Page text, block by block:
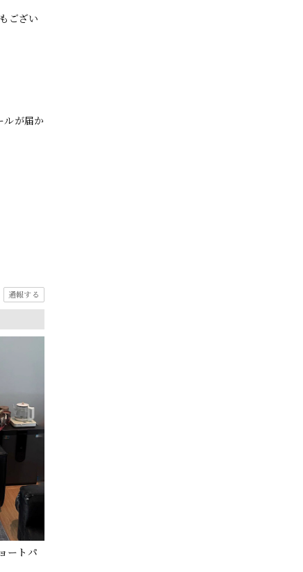
ござい
ルが届か
通報する
ートパ